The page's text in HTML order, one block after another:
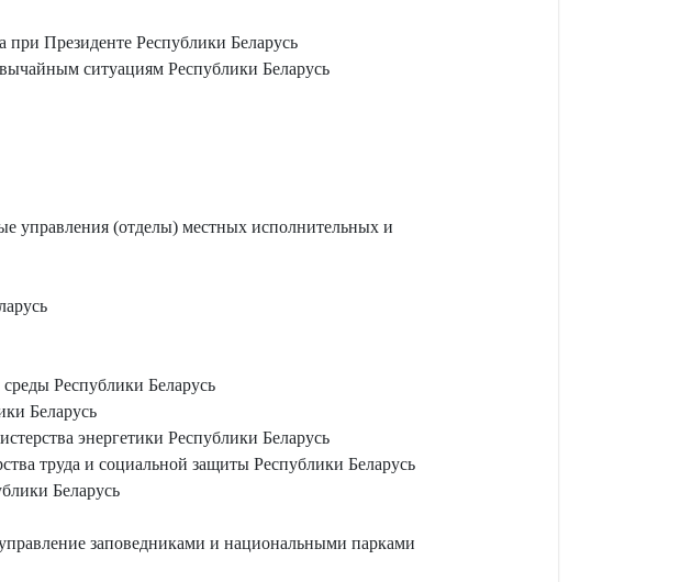
при Президенте Республики Беларусь
ситуациям Республики Беларусь
управления (отделы) местных исполнительных и
Республики Беларусь
Беларусь
энергетики Республики Беларусь
труда и социальной защиты Республики Беларусь
Беларусь
заповедниками и национальными парками